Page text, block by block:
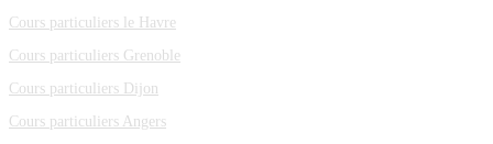
Cours particuliers le Havre
Cours particuliers Grenoble
Cours particuliers Dijon
Cours particuliers Angers